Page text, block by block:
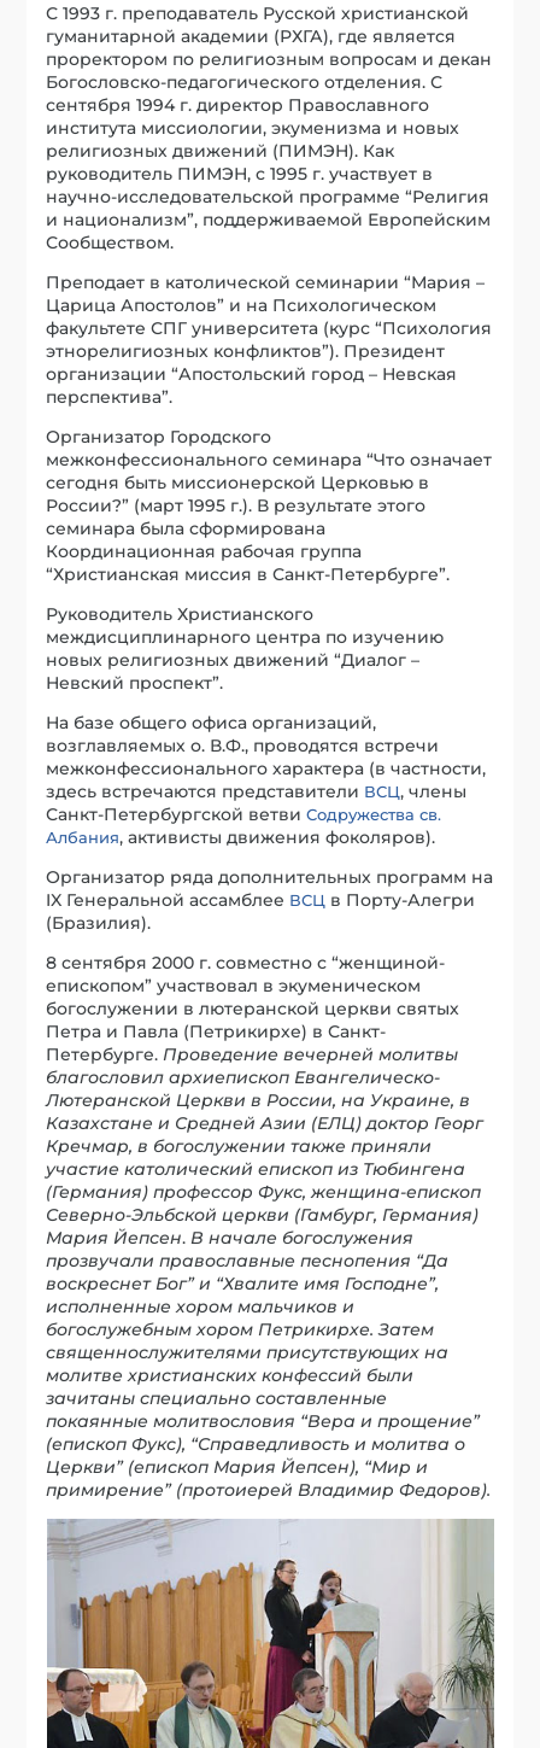
С 1993 г. преподаватель Русской христианской
гуманитарной академии (РХГА), где является
проректором по религиозным вопросам и декан
Богословско-педагогического отделения. С
сентября 1994 г. директор Православного
института миссиологии, экуменизма и новых
религиозных движений (ПИМЭН). Как
руководитель ПИМЭН, с 1995 г. участвует в
научно-исследовательской программе “Религия
и национализм”, поддерживаемой Европейским
Сообществом.
Преподает в католической семинарии “Мария –
Царица Апостолов” и на Психологическом
факультете СПГ университета (курс “Психология
этнорелигиозных конфликтов”). Президент
организации “Апостольский город – Невская
перспектива”.
Организатор Городского
межконфессионального семинара “Что означает
сегодня быть миссионерской Церковью в
России?” (март 1995 г.). В результате этого
семинара была сформирована
Координационная рабочая группа
“Христианская миссия в Санкт-Петербурге”.
Руководитель Христианского
междисциплинарного центра по изучению
новых религиозных движений “Диалог –
Невский проспект”.
На базе общего офиса организаций,
возглавляемых о. В.Ф., проводятся встречи
межконфессионального характера (в частности,
здесь встречаются представители ВСЦ, члены
Санкт-Петербургской ветвиСодружества св.
Албания, активисты движения фоколяров).
Организатор ряда дополнительных программ на
IX Генеральной ассамблее ВСЦ в Порту-Алегри
(Бразилия).
8 сентября 2000 г. совместно с “женщиной-
епископом” участвовал в экуменическом
богослужении в лютеранской церкви святых
Петра и Павла (Петрикирхе) в Санкт-
Петербурге. Проведение вечерней молитвы
благословил архиепископ Евангелическо-
Лютеранской Церкви в России, на Украине, в
Казахстане и Средней Азии (ЕЛЦ) доктор Георг
Кречмар, в богослужении также приняли
участие католический епископ из Тюбингена
(Германия) профессор Фукс, женщина-епископ
Северно-Эльбской церкви (Гамбург, Германия)
Мария Йепсен.В начале богослужения
прозвучали православные песнопения “Да
воскреснет Бог” и “Хвалите имя Господне”,
исполненные хором мальчиков и
богослужебным хором Петрикирхе. Затем
священнослужителями присутствующих на
молитве христианских конфессий были
зачитаны специально составленные
покаянные молитвословия “Вера и прощение”
(епископ Фукс), “Справедливость и молитва о
Церкви” (епископ Мария Йепсен), “Мир и
примирение” (протоиерей Владимир Федоров).